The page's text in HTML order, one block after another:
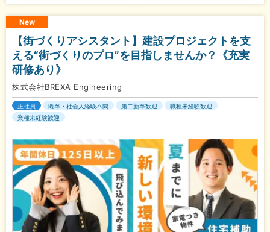
New
【街づくりアシスタント】建設プロジェクトを支
える“街づくりのプロ”を目指しませんか？《充実
研修あり》
株式会社BREXA Engineering
正社員 既卒・社会人経験不問 第二新卒歓迎
職種未経験歓迎
業種未経験歓迎